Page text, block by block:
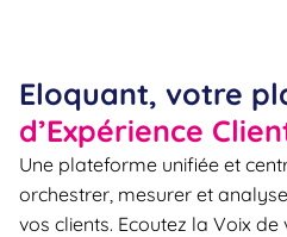
Eloquant, votre
d’Expérience
Une plateforme unifiée et
orchestrer, mesurer et
vos clients. Ecoutez la Voix de